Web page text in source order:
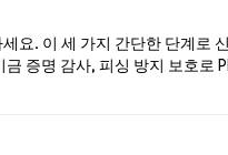
. 이 세 가지 간단한 단계로
증명 감사, 피싱 방지 보호